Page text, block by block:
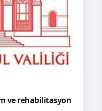
ve rehabilitasyon